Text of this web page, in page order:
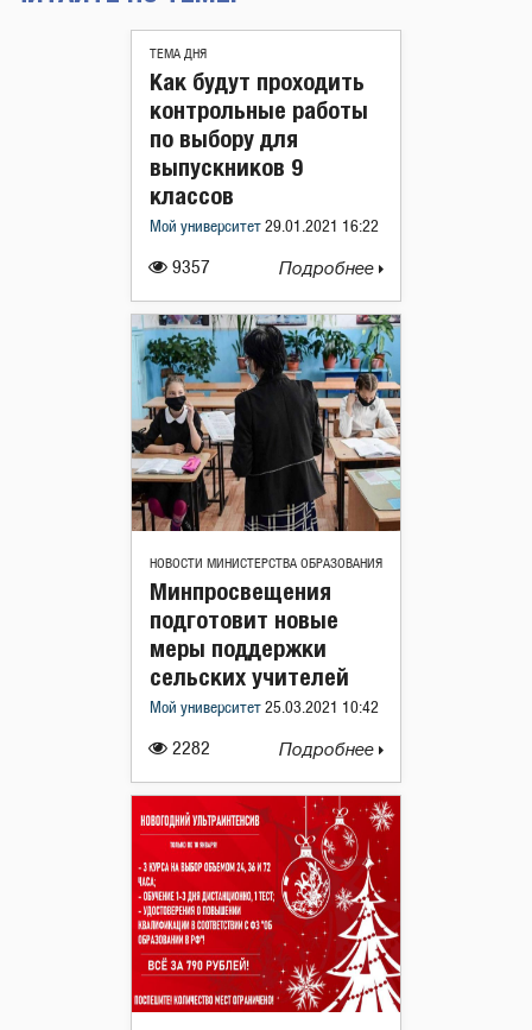
ТЕМА ДНЯ
9357
Как будут проходить
контрольные работы
по выбору для
выпускников 9
классов
Мой университет 29.01.2021 16:22
Подробнее
НОВОСТИ МИНИСТЕРСТВА ОБРАЗОВАНИЯ
2282
Минпросвещения
подготовит новые
меры поддержки
сельских учителей
Мой университет 25.03.2021 10:42
Подробнее